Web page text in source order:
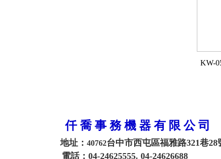
KW-
仟 喬 事 務 機 器 有 限 公 司
地址： 40762台中市西屯區福雅路321巷28
電話：04-24625555. 04-24626688